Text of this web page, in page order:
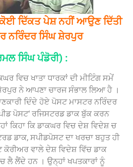
ਦਿੱਕਤ ਪੇਸ਼ ਨਹੀਂ ਆਉਣ ਦਿੱਤੀ
ਨਰਿੰਦਰ ਸਿੰਘ ਸ਼ੇਰਪੁਰ
ਸਿੰਘ ਪੰਡੋਰੀ) :
ਵਿਚ ਖਾਤਾ ਧਾਰਕਾਂ ਦੀ ਮੀਟਿੰਗ ਸਮੇਂ
ਨੇ ਆਪਣਾ ਚਾਰਜ ਸੰਭਾਲ ਲਿਆ ਹੈ ।
ਦਿੰਦੇ ਹੋਏ ਪੋਸਟ ਮਾਸਟਰ ਨਰਿੰਦਰ
ਪੋਸਟ‘ ਰਜਿਸਟਰਡ ਡਾਕ ਬੁੱਕ ਕਰਨ
ਕਿਹਾ ਕਿ ਡਾਕਘਰ ਵਿਚ ਦੇਸ਼ ਵਿਦੇਸ਼ ਚ
ਡਾਕ, ਸਪੀਡਪੋਸਟ ਦਾ ਖਰਚਾ ਬਹੁਤ ਹੀ
ਵਾਲੇ ਦੇਸ਼ ਵਿਦੇਸ਼ ਵਿੱਚ ਡਾਕ
ਲੈ ਲੈਂਦੇ ਹਨ । ਉਨ੍ਹਾਂ ਖਪਤਕਾਰਾਂ ਨੂੰ